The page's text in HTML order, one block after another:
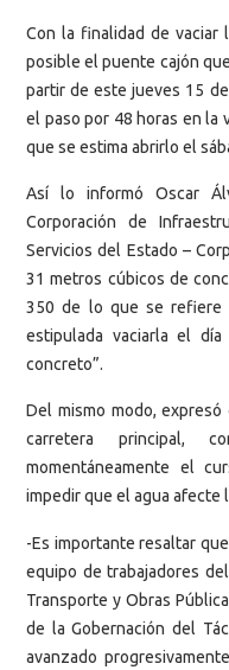
Con la finalidad de vaciar
posible el puente cajón
partir de este jueves 15
el paso por 48 horas en la
que se estima abrirlo el
Así lo informó Oscar
Corporación de
Servicios del Estado –
31 metros cúbicos de
350 de lo que se refiere
estipulada vaciarla el
concreto”.
Del mismo modo,
carretera principal,
momentáneamente el
impedir que el agua afecte
-Es importante resaltar
equipo de trabajadores
Transporte y Obras
de la Gobernación del
avanzado